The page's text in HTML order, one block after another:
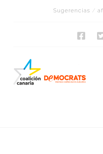
Sugerencias /